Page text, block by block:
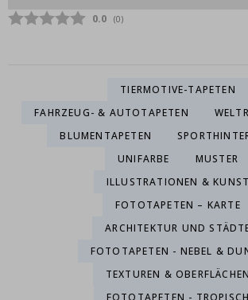
Durchschnittliche Bewertung:
0.0 (abgegebene bewertungen:
0)
TIERMOTIVE-TAPETEN
FAHRZEUG- & AUTOTAPETEN
BLUMENTAPETEN
UNIFARBE
MUSTER
ILLUSTRATIONEN & KUNST
FOTOTAPETEN – KARTE
ARCHITEKTUR UND
FOTOTAPETEN - NEBEL &
TEXTUREN & OBERFLÄCHEN